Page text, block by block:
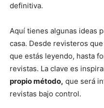
definitiva.
Aquí tienes algunas ideas
casa. Desde revisteros
que estás leyendo, hasta
revistas. La clave es
propio método, que será
revistas bajo control.